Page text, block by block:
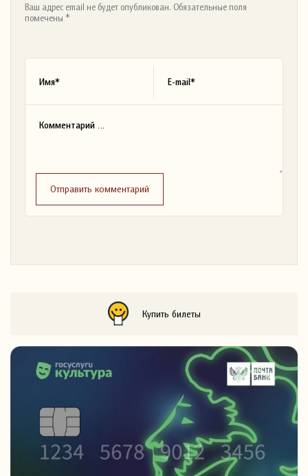
Ваш адрес email не будет опубликован. Обязательные поля
помечены *
Отправить комментарий
Купить билеты